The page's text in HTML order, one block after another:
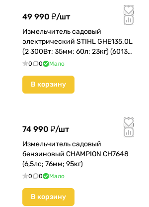
49 990 ₽/шт
Измельчитель садовый
электрический STIHL GHE135.0L
(2 300Вт; 35мм; 60л; 23кг) (6013-
011-1126)
0 0 Мало
В корзину
74 990 ₽/шт
Измельчитель садовый
бензиновый CHAMPION CH7648
(6,5лс; 76мм; 95кг)
0 0 Мало
В корзину